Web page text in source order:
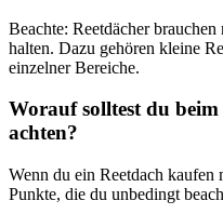
Beachte: Reetdächer
halten. Dazu gehören kleine
einzelner Bereiche.
Worauf solltest du beim
achten?
Wenn du ein Reetdach kaufen
Punkte, die du unbedingt